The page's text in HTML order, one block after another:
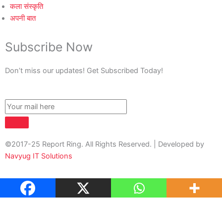
कला संस्कृति
अपनी बात
Subscribe Now
Don’t miss our updates! Get Subscribed Today!
©2017-25 Report Ring. All Rights Reserved. | Developed by
Navyug IT Solutions
About Us